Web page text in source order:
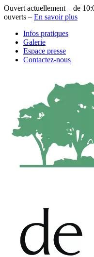
Ouvert actuellement – de
ouverts – En savoir plus
Infos pratiques
Galerie
Espace presse
Contactez-nous